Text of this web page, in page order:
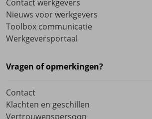
Contact werkgevers
Nieuws voor werkgevers
Toolbox communicatie
Werkgeversportaal
Vragen of opmerkingen?
Contact
Klachten en geschillen
Vertrouwenspersoon